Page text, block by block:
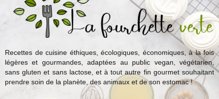
Recettes de cuisine éthiques, écologiques, économiques, à la fois
légères et gourmandes, adaptées au public vegan, végétarien,
sans gluten et sans lactose, et à tout autre fin gourmet souhaitant
prendre soin de la planète, des animaux et de son estomac !